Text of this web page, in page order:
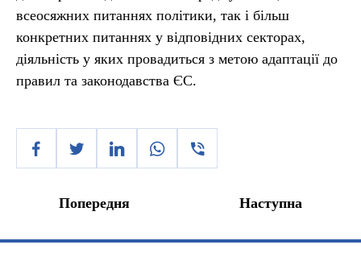
всеосяжних питаннях політики, так і більш
конкретних питаннях у відповідних секторах,
діяльність у яких провадиться з метою адаптації до
правил та законодавства ЄС.
Попередня Наступна